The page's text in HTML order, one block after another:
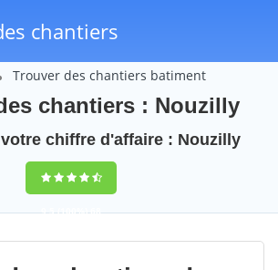
chantiers
Trouver des chantiers batiment
chantiers : Nouzilly
chiffre d'affaire : Nouzilly
9,5(100%)68
votes